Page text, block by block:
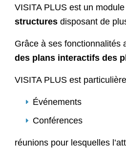
VISITA PLUS est un
structures disposant de
Grâce à ses fonctionnalités
des plans interactifs des
VISITA PLUS est
Événements
Conférences
réunions pour lesquelles